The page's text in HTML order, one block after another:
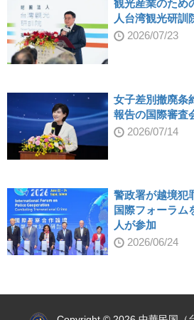
観光産業のため
人台湾観光研訓
2026/07/23
女子差別撤廃条
報告の国際審査
2026/07/14
警政署が越境犯
国際フォーラム
人が参加
2026/06/24